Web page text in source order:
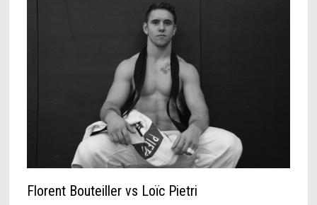
Florent Bouteiller vs Loïc Pietri